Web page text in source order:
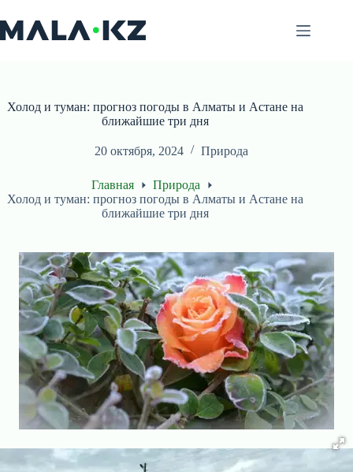
к
сути
Холод и туман: прогноз погоды в Алматы и Астане на
ближайшие три дня
20 октября, 2024 Природа
Главная
Природа
Холод и туман: прогноз погоды в Алматы и Астане на
ближайшие три дня